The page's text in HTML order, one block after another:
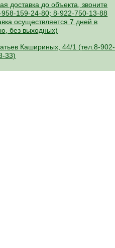
доставка до объекта, звоните
958-159-24-80; 8-922-750-13-88
осуществляется 7 дней в
без выходных)
Кашириных, 44/1 (тел.8-902-
33)